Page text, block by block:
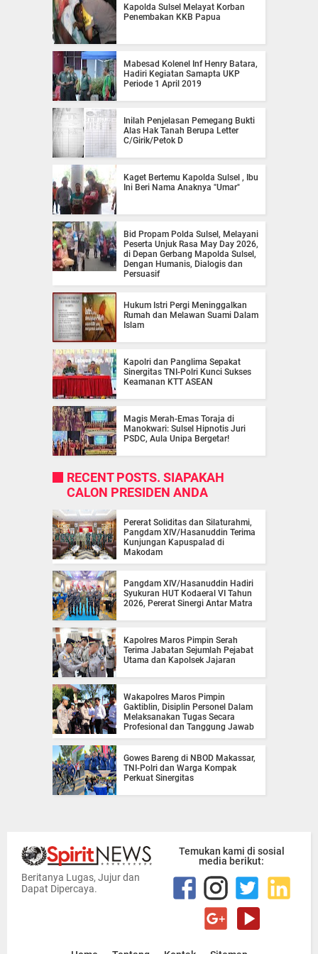
Kapolda Sulsel Melayat Korban
Penembakan KKB Papua
Mabesad Kolenel Inf Henry Batara,
Hadiri Kegiatan Samapta UKP
Periode 1 April 2019
Inilah Penjelasan Pemegang Bukti
Alas Hak Tanah Berupa Letter
C/Girik/Petok D
Kaget Bertemu Kapolda Sulsel , Ibu
Ini Beri Nama Anaknya "Umar"
Bid Propam Polda Sulsel, Melayani
Peserta Unjuk Rasa May Day 2026,
di Depan Gerbang Mapolda Sulsel,
Dengan Humanis, Dialogis dan
Persuasif
Hukum Istri Pergi Meninggalkan
Rumah dan Melawan Suami Dalam
Islam
Kapolri dan Panglima Sepakat
Sinergitas TNI-Polri Kunci Sukses
Keamanan KTT ASEAN
Magis Merah-Emas Toraja di
Manokwari: Sulsel Hipnotis Juri
PSDC, Aula Unipa Bergetar!
RECENT POSTS. SIAPAKAH
CALON PRESIDEN ANDA
Pererat Soliditas dan Silaturahmi,
Pangdam XIV/Hasanuddin Terima
Kunjungan Kapuspalad di
Makodam
Pangdam XIV/Hasanuddin Hadiri
Syukuran HUT Kodaeral VI Tahun
2026, Pererat Sinergi Antar Matra
Kapolres Maros Pimpin Serah
Terima Jabatan Sejumlah Pejabat
Utama dan Kapolsek Jajaran
Wakapolres Maros Pimpin
Gaktiblin, Disiplin Personel Dalam
Melaksanakan Tugas Secara
Profesional dan Tanggung Jawab
Gowes Bareng di NBOD Makassar,
TNI-Polri dan Warga Kompak
Perkuat Sinergitas
Beritanya Lugas, Jujur dan
Dapat Dipercaya.
Temukan kami di sosial
media berikut: